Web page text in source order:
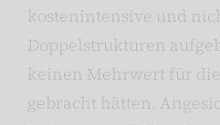
kostenintensive und
Doppelstrukturen
keinen Mehrwert für
gebracht hätten.